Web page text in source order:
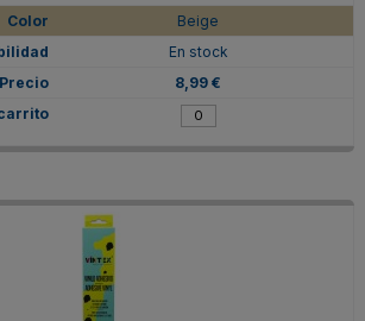
Beige
En stock
8,99 €